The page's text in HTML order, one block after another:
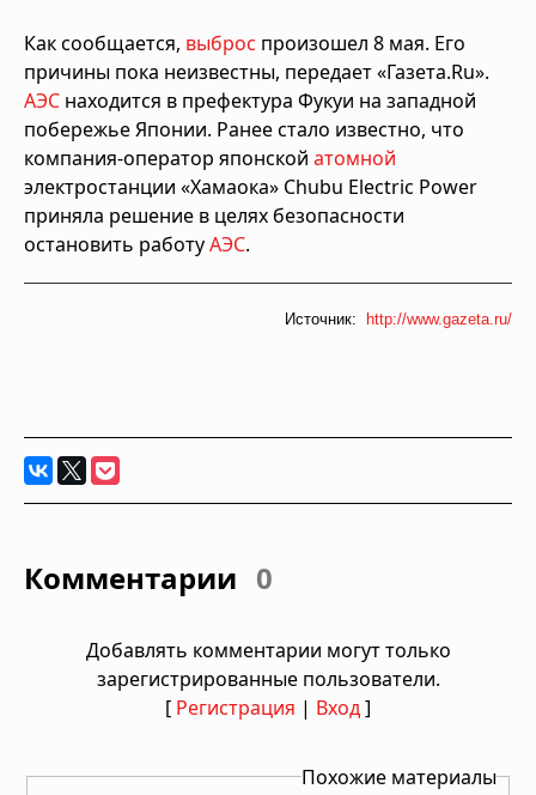
Как сообщается, выброс произошел 8 мая. Его
причины пока неизвестны, передает «Газета.Ru».
АЭС находится в префектура Фукуи на западной
побережье Японии. Ранее стало известно, что
компания-оператор японской атомной
электростанции «Хамаока» Chubu Electric Power
приняла решение в целях безопасности
остановить работуАЭС.
Источник: http://www.gazeta.ru/
Комментарии 0
Добавлять комментарии могут только
зарегистрированные пользователи.
[ Регистрация | Вход]
Похожие материалы